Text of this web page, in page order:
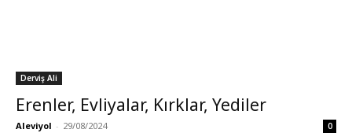
Derviş Ali
Erenler, Evliyalar, Kırklar, Yediler
Aleviyol - 29/08/2024 0